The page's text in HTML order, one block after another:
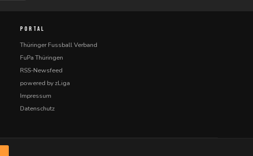
PORTAL
Thüringer Fussball Verband
FuPa Thüringen
RSS-Newsfeed
powered by zLiga
Impressum
Datenschutz